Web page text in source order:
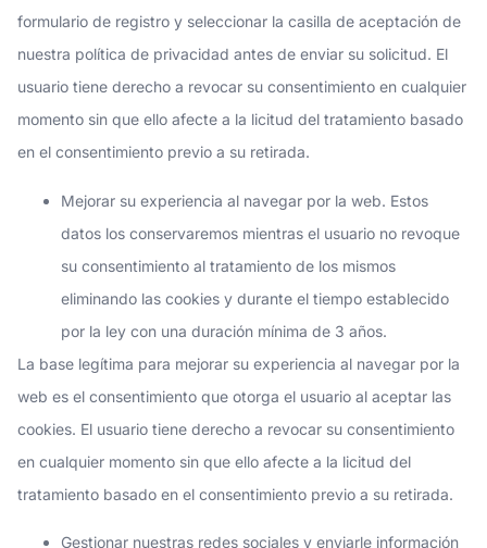
formulario de registro y seleccionar la casilla de aceptación de
nuestra política de privacidad antes de enviar su solicitud. El
usuario tiene derecho a revocar su consentimiento en cualquier
momento sin que ello afecte a la licitud del tratamiento basado
en el consentimiento previo a su retirada.
Mejorar su experiencia al navegar por la web. Estos
datos los conservaremos mientras el usuario no revoque
su consentimiento al tratamiento de los mismos
eliminando las cookies y durante el tiempo establecido
por la ley con una duración mínima de 3 años.
La base legítima para mejorar su experiencia al navegar por la
web es el consentimiento que otorga el usuario al aceptar las
cookies. El usuario tiene derecho a revocar su consentimiento
en cualquier momento sin que ello afecte a la licitud del
tratamiento basado en el consentimiento previo a su retirada.
Gestionar nuestras redes sociales y enviarle información